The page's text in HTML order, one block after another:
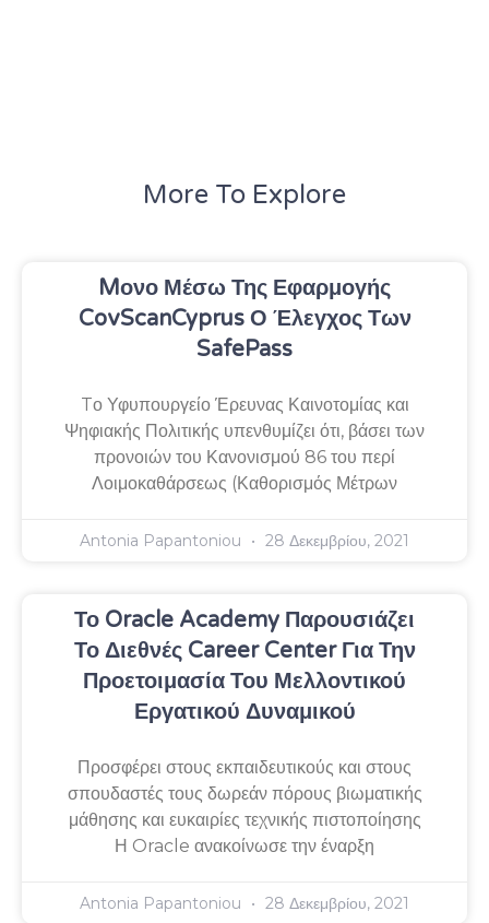
More To Explore
Mονο Μέσω Της Εφαρμογής
CovScanCyprus Ο Έλεγχος Των
SafePass
Tο Υφυπουργείο Έρευνας Καινοτομίας και
Ψηφιακής Πολιτικής υπενθυμίζει ότι, βάσει των
προνοιών του Κανονισμού 86 του περί
Λοιμοκαθάρσεως (Καθορισμός Μέτρων
Antonia Papantoniou 28 Δεκεμβρίου, 2021
Το Oracle Academy Παρουσιάζει
Το Διεθνές Career Center Για Την
Προετοιμασία Του Μελλοντικού
Εργατικού Δυναμικού
Προσφέρει στους εκπαιδευτικούς και στους
σπουδαστές τους δωρεάν πόρους βιωματικής
μάθησης και ευκαιρίες τεχνικής πιστοποίησης
Η Oracle ανακοίνωσε την έναρξη
Antonia Papantoniou 28 Δεκεμβρίου, 2021